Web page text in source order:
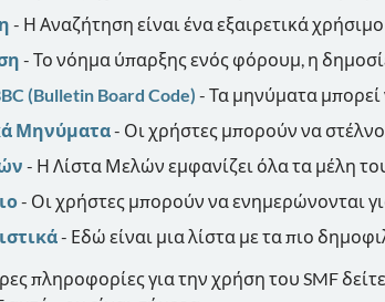
- Η Αναζήτηση είναι ένα εξαιρετικά
- Το νόημα ύπαρξης ενός φόρουμ, η
(Bulletin Board Code) - Τα μηνύματα μπορεί
Μηνύματα- Οι χρήστες μπορούν να
- Η Λίστα Μελών εμφανίζει όλα τα μέλη
- Οι χρήστες μπορούν να ενημερώνονται
- Εδώ είναι μια λίστα με τα πιο
πληροφορίες για την χρήση του SMF